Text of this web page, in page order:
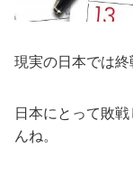
現実の日本では終
日本にとって敗
んね。